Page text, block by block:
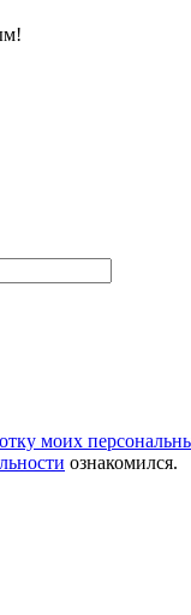
моих
ознакомился.